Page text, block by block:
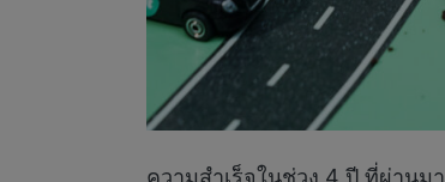
ความสำเร็จในช่วง 4 ปี ที่ผ่านมา